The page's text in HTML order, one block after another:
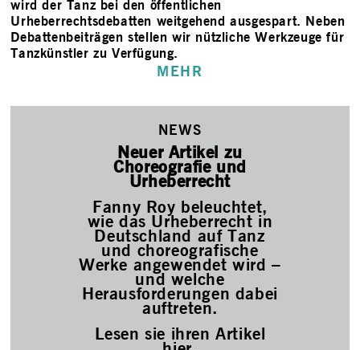
wird der Tanz bei den öffentlichen
Urheberrechtsdebatten weitgehend ausgespart. Neben
Debattenbeiträgen stellen wir nützliche Werkzeuge für
Tanzkünstler zu Verfügung.
MEHR
NEWS
Neuer Artikel zu
Choreografie und
Urheberrecht
Fanny Roy beleuchtet,
wie das Urheberrecht in
Deutschland auf Tanz
und choreografische
Werke angewendet wird –
und welche
Herausforderungen dabei
auftreten.
Lesen sie ihren Artikel